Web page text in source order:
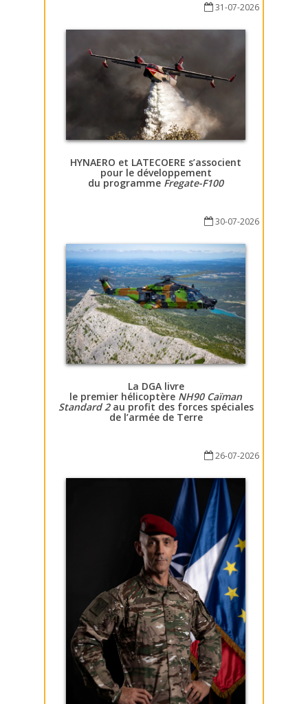
31-07-2026
HYNAERO et LATECOERE s’associent
pour le développement
du programme Fregate-F100
30-07-2026
La DGA livre
le premier hélicoptère NH90 Caïman
Standard 2au profit des forces spéciales
de l’armée de Terre
26-07-2026